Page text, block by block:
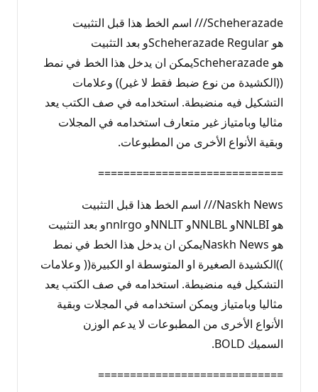
Scheherazade/// اسم الخط هذا قبل التثبيت
هو Scheherazade Regularو بعد التثبيت
هو Scheherazadeيمكن ان يدخل هذا الخط في نمط
((الكشيدة من نوع ضبط فقط لا غير)) وعلامات
التشكيل فيه منضبطة. استخدامه في صف الكتب يعد
مثاليا وبامتياز غير متعارف استخدامه في المجلات
وبقية الأنواع الأخرى من المطبوعات.
=============================
Naskh News/// اسم الخط هذا قبل التثبيت
هو NNLBIو NNLBLو NNLITو nnlrgoو بعد التثبيت
هو Naskh Newsيمكن ان يدخل هذا الخط في نمط
))الكشيدة الصغيرة او المتوسطة او الكبيرة(( وعلامات
التشكيل فيه منضبطة. استخدامه في صف الكتب يعد
مثاليا وبامتياز ويمكن استخدامه في المجلات وبقية
الأنواع الأخرى من المطبوعات لا يدعم الوزن
السميك BOLD.
=============================